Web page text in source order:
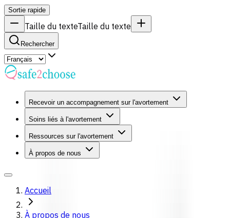
Sortie rapide
Taille du texteTaille du texte
Rechercher
Recevoir un accompagnement sur l'avortement
Soins liés à l'avortement
Ressources sur l'avortement
À propos de nous
Accueil
À propos de nous